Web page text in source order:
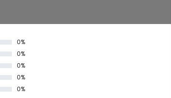
0%
0%
0%
0%
0%